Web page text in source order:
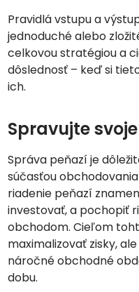
Pravidlá vstupu a
jednoduché alebo
celkovou stratégiou a
dôslednosť – keď si
ich.
Spravujte
Správa peňazí je
súčasťou
riadenie peňazí
investovať, a pochopiť
obchodom. Cieľom
maximalizovať zisky,
náročné obchodné
dobu.